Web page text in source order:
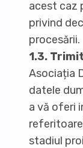
acest caz
privind
procesării.
1.3.
Asociația
datele
a vă oferi
stadiul